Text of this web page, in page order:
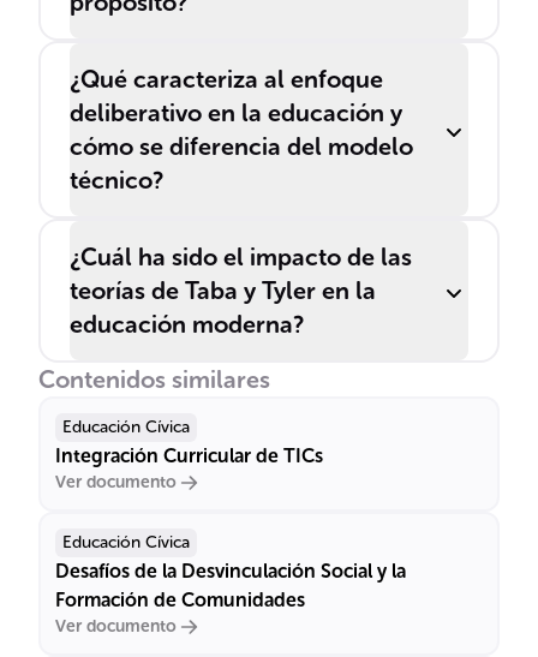
¿Qué caracteriza al enfoque
deliberativo en la educación y
cómo se diferencia del modelo
técnico?
¿Cuál ha sido el impacto de las
teorías de Taba y Tyler en la
educación moderna?
Contenidos similares
Educación Cívica
Integración Curricular de TICs
Ver documento
Educación Cívica
Desafíos de la Desvinculación Social y la
Formación de Comunidades
Ver documento